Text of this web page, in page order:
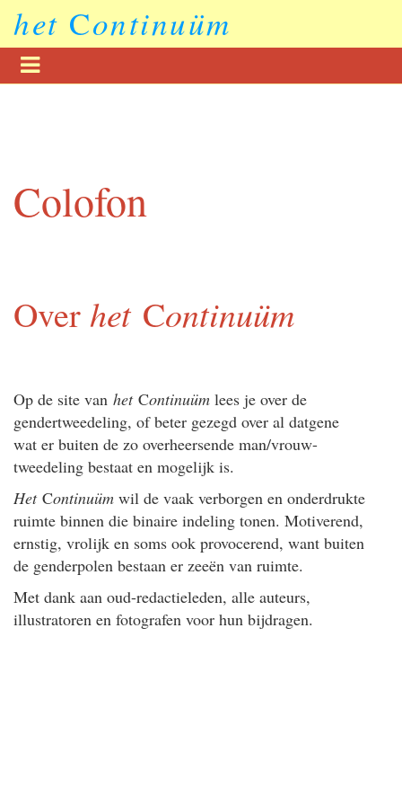
het Continuüm
Colofon
Over het Continuüm
Op de site van het Continuüm lees je over de
gendertweedeling, of beter gezegd over al datgene
wat er buiten de zo overheersende man/vrouw-
tweedeling bestaat en mogelijk is.
Het Continuüm wil de vaak verborgen en onderdrukte
ruimte binnen die binaire indeling tonen. Motiverend,
ernstig, vrolijk en soms ook provocerend, want buiten
de genderpolen bestaan er zeeën van ruimte.
Met dank aan oud-redactieleden, alle auteurs,
illustratoren en fotografen voor hun bijdragen.